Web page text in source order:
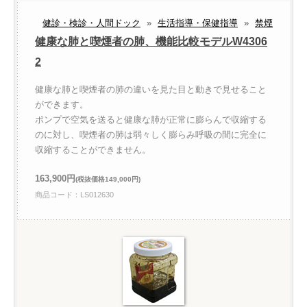
健診・検診・人間ドック » 生活指導・保健指導 » 禁煙
健康な肺と喫煙者の肺、機能比較モデルW4306
2
健康な肺と喫煙者の肺の違いを見た目と動きで見せること
ができます。
ポンプで空気を送ると健康な肺が正常に膨らんで収縮する
のに対し、喫煙者の肺は弱々しく膨らみ呼吸の間に完全に
収縮することができません。
163,900円(税抜価格149,000円)
商品コード：LS012630